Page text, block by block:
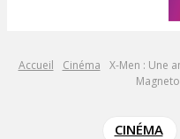
Accueil Cinéma
X-Men : Une
CINÉMA